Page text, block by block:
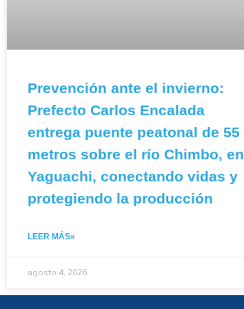
Prevención ante el invierno:
Prefecto Carlos Encalada
entrega puente peatonal de 55
metros sobre el río Chimbo, en
Yaguachi, conectando vidas y
protegiendo la producción
LEER MÁS»
agosto 4, 2026